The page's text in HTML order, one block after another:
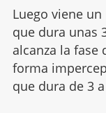
Luego viene
que dura unas
alcanza la fase
forma
que dura de 3